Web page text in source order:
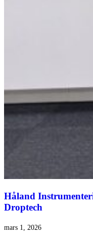
Håland
Droptech
mars 1, 2026